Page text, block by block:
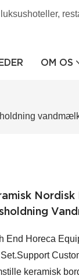
OM OS
End Horeca
keramisk